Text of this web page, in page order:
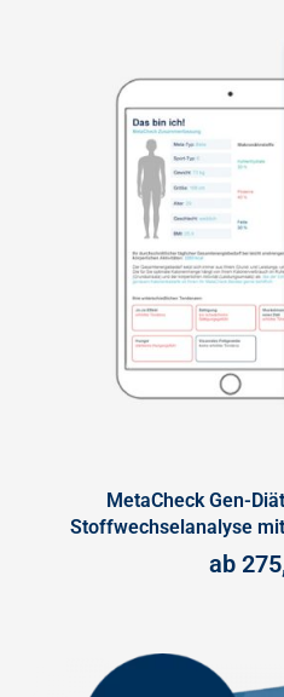
MetaCheck Gen-
Stoffwechselanalyse
ab